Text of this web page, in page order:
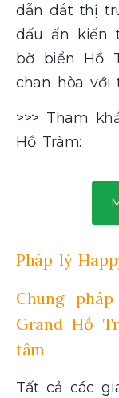
dẫn dắt thị
dấu ấn kiến
bờ biển Hồ
chan hòa với
>>> Tham
Hồ Tràm:
Pháp lý
Chung
Grand Hồ
tâm
Tất cả các